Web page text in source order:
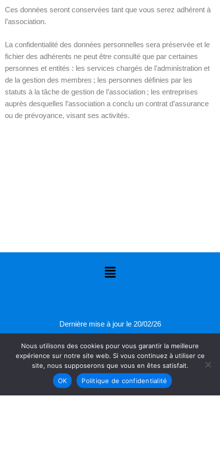
Ces données seront conservées tant que vous serez adhérent à
l’association.
La confidentialité des données personnelles sera préservée et le
fichier des adhérents ne peut être consulté que par certaines
personnes et entités : les services chargés de l’administration et
de la gestion des membres ; les personnes définies par les
statuts à la tâche de gestion de l’association ; les entreprises
auprès desquelles l’association a conclu un contrat d’assurance
ou de prévoyance, visant ses activités.
Menu
Dernière mise à jour le 20/02/26
Menu
Nous utilisons des cookies pour vous garantir la meilleure
expérience sur notre site web. Si vous continuez à utiliser ce
site, nous supposerons que vous en êtes satisfait.
OK
Politique de confidentialité